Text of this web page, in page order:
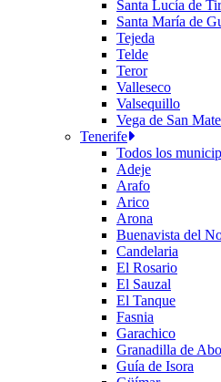
Santa Lucía de
Santa María de
Tejeda
Telde
Teror
Valleseco
Valsequillo
Vega de San
Tenerife
Todos los
Adeje
Arafo
Arico
Arona
Buenavista del
Candelaria
El Rosario
El Sauzal
El Tanque
Fasnia
Garachico
Granadilla de
Guía de Isora